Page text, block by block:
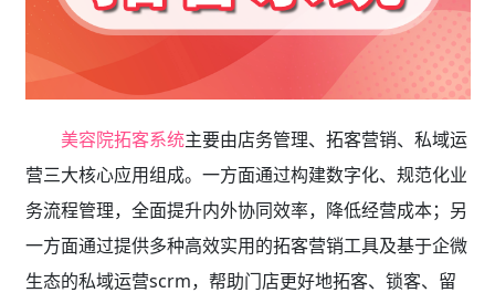
美容院拓客系统主要由店务管理、拓客营销、私域运
营三大核心应用组成。一方面通过构建数字化、规范化业
务流程管理，全面提升内外协同效率，降低经营成本；另
一方面通过提供多种高效实用的拓客营销工具及基于企微
生态的私域运营scrm，帮助门店更好地拓客、锁客、留